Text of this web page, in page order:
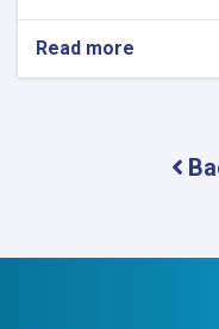
Read more